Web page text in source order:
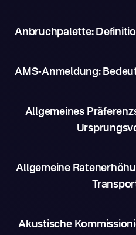
Anbruchpalette:
AMS-Anmeldung:
Allgemeines
Allgemeine
Akustische